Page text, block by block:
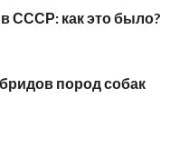
СССР: как это было?
пород собак